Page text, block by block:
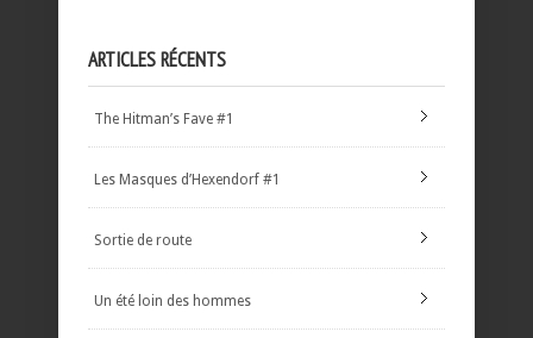
ARTICLES RÉCENTS
The Hitman’s Fave #1
Les Masques d’Hexendorf #1
Sortie de route
Un été loin des hommes